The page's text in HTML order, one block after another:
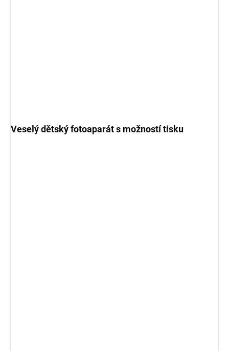
Veselý dětský fotoaparát s možností tisku